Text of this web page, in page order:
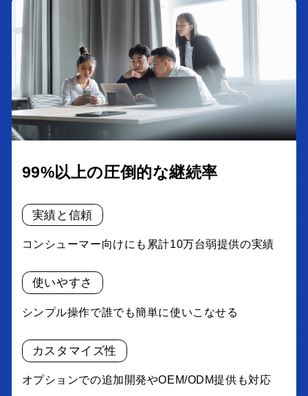
99%以上の圧倒的な継続率
実績と信頼
コンシューマー向けにも累計10万台弱提供の実績
使いやすさ
シンプル操作で誰でも簡単に使いこなせる
カスタマイズ性
オプションでの追加開発やOEM/ODM提供も対応